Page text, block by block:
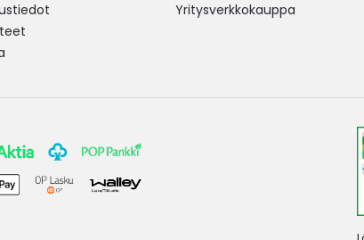
Yritysverkkokauppa